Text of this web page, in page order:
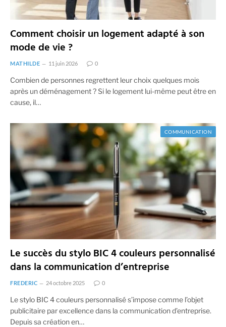
Comment choisir un logement adapté à son
mode de vie ?
MATHILDE 11 juin 2026 0
Combien de personnes regrettent leur choix quelques mois
après un déménagement ? Si le logement lui-même peut être en
cause, il…
COMMUNICATION
Le succès du stylo BIC 4 couleurs personnalisé
dans la communication d’entreprise
FREDERIC 24 octobre 2025 0
Le stylo BIC 4 couleurs personnalisé s’impose comme l’objet
publicitaire par excellence dans la communication d’entreprise.
Depuis sa création en…